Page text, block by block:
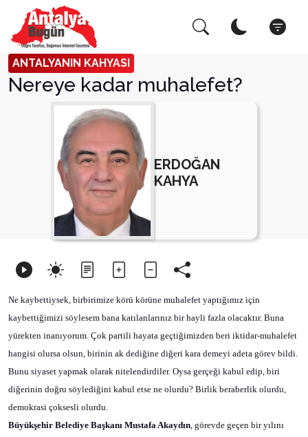
ANTALYANIN KAHYASI
Nereye kadar muhalefet?
ERDOĞAN
KAHYA
Ne kaybettiysek, birbirimize körü körüne muhalefet yaptığımız için
kaybettiğimizi söylesem bana katılanlarınız bir hayli fazla olacaktır. Buna
yürekten inanıyorum. Çok partili hayata geçtiğimizden beri iktidar-muhalefet
hangisi olursa olsun, birinin ak dediğine diğeri kara demeyi adeta görev bildi.
Bunu siyaset yapmak olarak nitelendirdiler. Oysa gerçeği kabul edip, biri
diğerinin doğru söylediğini kabul etse ne olurdu? Birlik beraberlik olurdu,
demokrasi çoksesli olurdu.
Büyükşehir Belediye Başkanı Mustafa Akaydın, görevde geçen bir yılını
Arama Yap!